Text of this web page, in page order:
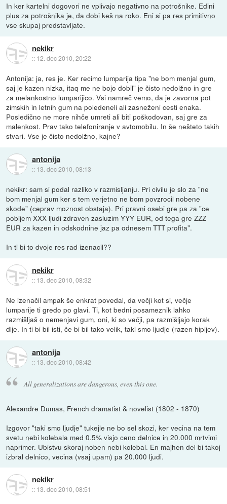
In ker kartelni dogovori ne vplivajo negativno na potrošnike. Edini
plus za potrošnika je, da dobi keš na roko. Eni si pa res primitivno
vse skupaj predstavljate.
nekikr
:: 12. dec 2010, 20:22
Antonija: ja, res je. Ker recimo lumparija tipa "ne bom menjal gum,
saj je kazen nizka, itaq me ne bojo dobil" je čisto nedolžno in gre
za melankostno lumparijico. Vsi namreč vemo, da je zavorna pot
zimskih in letnih gum na poledeneli ali zasneženi cesti enaka.
Posledično ne more nihče umreti ali biti poškodovan, saj gre za
malenkost. Prav tako telefoniranje v avtomobilu. In še nešteto takih
stvari. Vse je čisto nedolžno, kajne?
antonija
:: 13. dec 2010, 08:13
nekikr: sam si podal razliko v razmisljanju. Pri civilu je slo za "ne
bom menjal gum ker s tem verjetno ne bom povzrocil nobene
skode" (ceprav moznost obstaja). Pri pravni osebi gre pa za "ce
pobijem XXX ljudi zdraven zasluzim YYY EUR, od tega gre ZZZ
EUR za kazen in odskodnine jaz pa odnesem TTT profita".
In ti bi to dvoje res rad izenacil??
nekikr
:: 13. dec 2010, 08:32
Ne izenačil ampak še enkrat povedal, da večji kot si, večje
lumparije ti gredo po glavi. Ti, kot bedni posameznik lahko
razmišljaš o nemenjavi gum, oni, ki so večji, pa razmišljajo korak
dlje. In ti bi bil isti, če bi bil tako velik, taki smo ljudje (razen hipijev).
antonija
:: 13. dec 2010, 08:42
All generalizations are dangerous, even this one.
Alexandre Dumas, French dramatist & novelist (1802 - 1870)
Izgovor "taki smo ljudje" tukejle ne bo sel skozi, ker vecina na tem
svetu nebi kolebala med 0.5% visjo ceno delnice in 20.000 mrtvimi
naprimer. Ubistvu skoraj noben nebi kolebal. En majhen del bi takoj
izbral delnico, vecina (vsaj upam) pa 20.000 ljudi.
nekikr
:: 13. dec 2010, 08:51